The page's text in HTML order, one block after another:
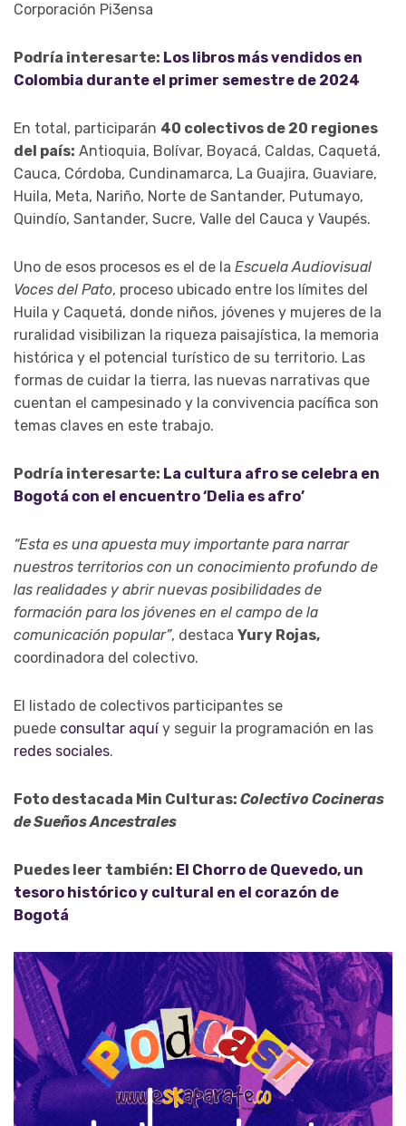
Corporación Pi3ensa
Podría interesarte: Los libros más vendidos en
Colombia durante el primer semestre de 2024
En total, participarán 40 colectivos de 20 regiones
del país: Antioquia, Bolívar, Boyacá, Caldas, Caquetá,
Cauca, Córdoba, Cundinamarca, La Guajira, Guaviare,
Huila, Meta, Nariño, Norte de Santander, Putumayo,
Quindío, Santander, Sucre, Valle del Cauca y Vaupés.
Uno de esos procesos es el de la Escuela Audiovisual
Voces del Pato, proceso ubicado entre los límites del
Huila y Caquetá, donde niños, jóvenes y mujeres de la
ruralidad visibilizan la riqueza paisajística, la memoria
histórica y el potencial turístico de su territorio. Las
formas de cuidar la tierra, las nuevas narrativas que
cuentan el campesinado y la convivencia pacífica son
temas claves en este trabajo.
Podría interesarte: La cultura afro se celebra en
Bogotá con el encuentro ‘Delia es afro’
“Esta es una apuesta muy importante para narrar
nuestros territorios con un conocimiento profundo de
las realidades y abrir nuevas posibilidades de
formación para los jóvenes en el campo de la
comunicación popular”, destaca Yury Rojas,
coordinadora del colectivo.
El listado de colectivos participantes se
puede consultar aquíy seguir la programación en las
redes sociales.
Foto destacada Min Culturas: Colectivo Cocineras
de Sueños Ancestrales
Puedes leer también: El Chorro de Quevedo, un
tesoro histórico y cultural en el corazón de
Bogotá